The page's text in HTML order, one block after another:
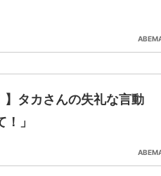
】タカさんの失礼な言動
」